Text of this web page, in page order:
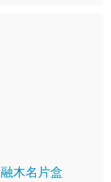
融木名片盒